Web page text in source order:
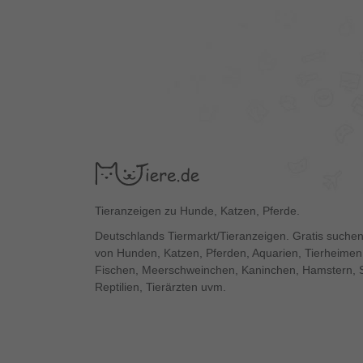
Tieranzeigen zu Hunde, Katzen, Pferde.
Deutschlands Tiermarkt/Tieranzeigen. Gratis
von Hunden, Katzen, Pferden, Aquarien,
Fischen, Meerschweinchen, Kaninchen, Hamstern,
Reptilien, Tierärzten uvm.